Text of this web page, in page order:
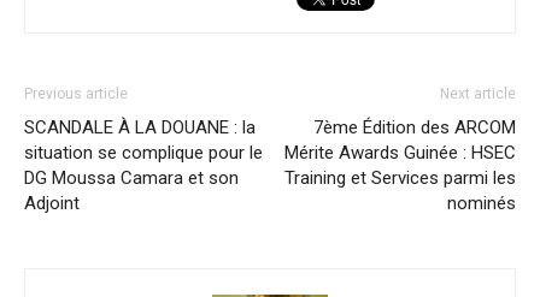
Previous article
SCANDALE À LA DOUANE : la
situation se complique pour le
DG Moussa Camara et son
Adjoint
Next article
7ème Édition des ARCOM
Mérite Awards Guinée : HSEC
Training et Services parmi les
nominés